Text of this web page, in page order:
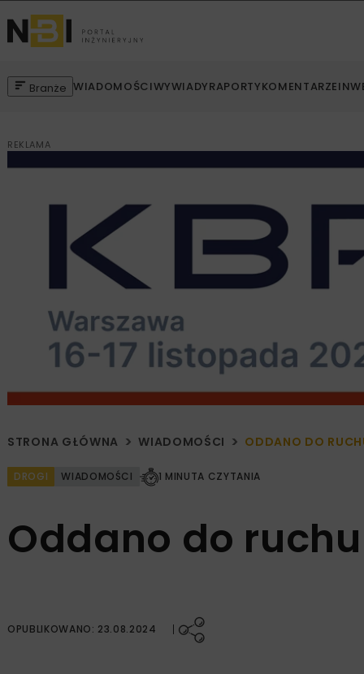
Branże WIADOMOŚCIWYWIADYRAPORTYKOMENTARZE
REKLAMA
STRONA GŁÓWNA WIADOMOŚCI ODDANO DO
DROGI WIADOMOŚCI 1 MINUTA CZYTANIA
Oddano do
OPUBLIKOWANO: 23.08.2024